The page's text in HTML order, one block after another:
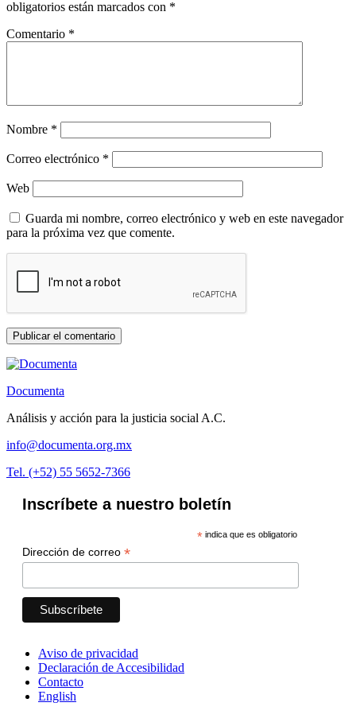
obligatorios están marcados con *
Comentario *
Nombre *
Correo electrónico *
Web
Guarda mi nombre, correo electrónico y web en este navegador
para la próxima vez que comente.
Documenta
Análisis y acción para la justicia social A.C.
info@documenta.org.mx
Tel. (+52) 55 5652-7366
Inscríbete a nuestro boletín
*indica que es obligatorio
Dirección de correo *
Aviso de privacidad
Declaración de Accesibilidad
Contacto
English